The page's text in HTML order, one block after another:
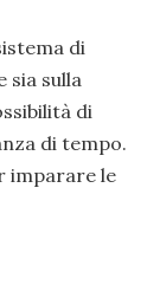
di
sia sulla
di
di tempo.
imparare le